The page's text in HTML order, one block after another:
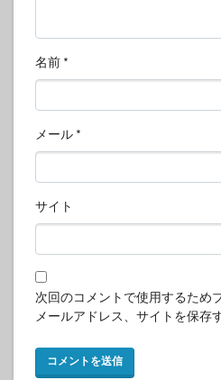
名前 *
メール *
サイト
次回のコメントで使用するため
メールアドレス、サイトを保存す